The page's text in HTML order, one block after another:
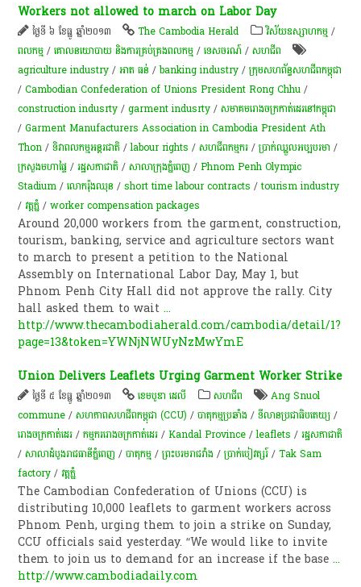
Workers not allowed to march on Labor Day
ថ្ងៃទី ៦ ខែធ្នូ ឆ្នាំ២០១៣ The Cambodia Herald វិស័យឧស្សាហកម្ម /
ពល​កម្ម /គោលនយោបាយ និងការគ្រប់គ្រងពលកម្ម/ទេសចរណ៍ /សហជីព
agriculture industry /អាត ធន់ /banking industry /ក្រុម​សហព័ន្ធ​សហជីព​កម្ពុជា​
/Cambodian Confederation of Unions President Rong Chhu /
construction indusrty /garment indusrty /សមាគមរោងចក្រកាត់ដេរនៅកម្ពុជា
/Garment Manufacturers Association in Cambodia President Ath
Thon /ទិវាពលកម្មអន្តរជាតិ /labour rights /​សហជីព​កម្មករ​ /ប្រាក់​ឈ្នួល​អប្បបរមា /
ក្រសួងមហាផ្ទៃ /រដ្ឋសភា​ជាតិ /សាលាក្រុងភ្នំពេញ /Phnom Penh Olympic
Stadium /លោករ៉ុងឈុន /short time labour contracts /tourism industry
/​វត្ត​ភ្នំ /worker compensation packages
Around 20,000 workers from the garment, construction,
tourism, banking, service and agriculture sectors want
to march to present a petition to the National
Assembly on International Labor Day, May 1, but
Phnom Penh City Hall did not approve the rally. City
hall asked them to wait...
http://www.thecambodiaherald.com/cambodia/detail/1?
page=13&token=YWNjNWUyNzMwYmE
Union Delivers Leaflets Urging Garment Worker Strike
ថ្ងៃទី ៥ ខែធ្នូ ឆ្នាំ២០១៣ ខេមបូឌា ដេលី សហជីព
Ang Snuol
commune /សហភាពសហជីពកម្ពុជា (CCU) /បាតុកម្មប្រឆាំង /ទីលានប្រជាធិបតេយ្យ /
រោងចក្រកាត់ដេរ /កម្មករ​រោងចក្រ​កាត់ដេរ​ /Kandal Province /leaflets /រដ្ឋសភា​ជាតិ
/សាលាដំបូងរាជធានីភ្នំពេញ /បាតុកម្ម /ព្រះ​បរម​រាជវាំង​ /ប្រាក់បៀវត្សរ៍/Tak Sam
factory /​វត្ត​ភ្នំ
The Cambodian Confederation of Unions (CCU) is
distributing 10,000 leaflets to garment workers across
Phnom Penh, urging them to join a strike on Sunday,
CCU officials said yesterday. “We would like to invite
them to join us to demand for an increase if the base...
http://www.cambodiadaily.com